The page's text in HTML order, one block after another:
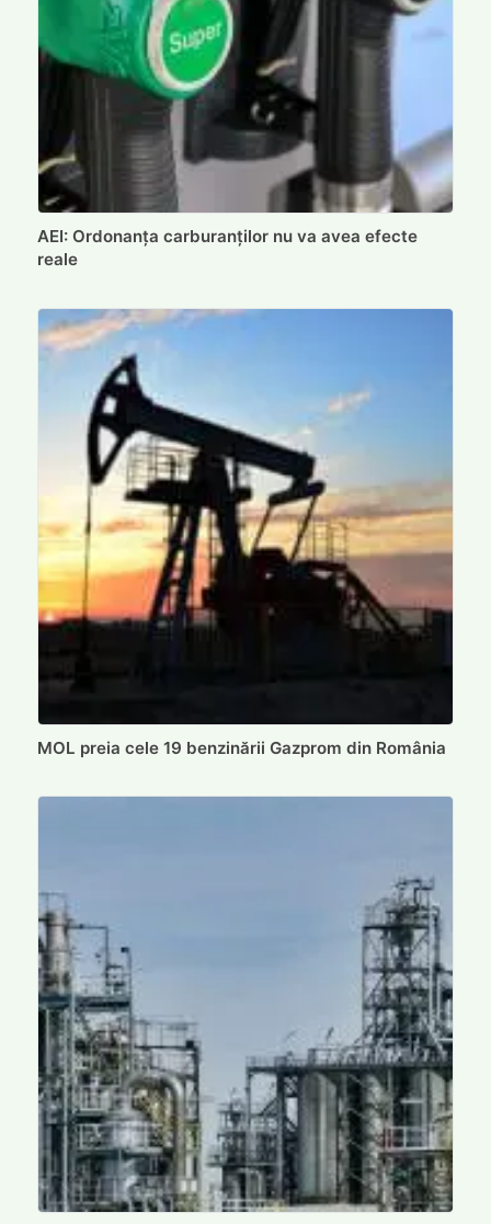
AEI: Ordonanța carburanților nu va avea efecte
reale
MOL preia cele 19 benzinării Gazprom din România